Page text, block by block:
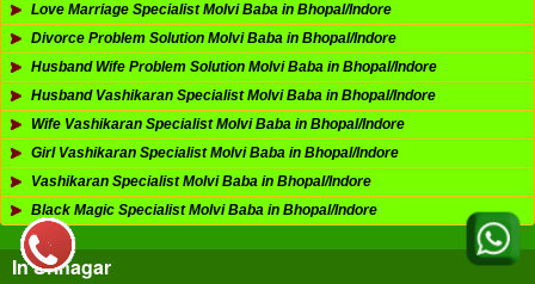
Love Marriage Specialist Molvi Baba in Bhopal/Indore
Divorce Problem Solution Molvi Baba in Bhopal/Indore
Husband Wife Problem Solution Molvi Baba in Bhopal/Indore
Husband Vashikaran Specialist Molvi Baba in Bhopal/Indore
Wife Vashikaran Specialist Molvi Baba in Bhopal/Indore
Girl Vashikaran Specialist Molvi Baba in Bhopal/Indore
Vashikaran Specialist Molvi Baba in Bhopal/Indore
Black Magic Specialist Molvi Baba in Bhopal/Indore
In Srinagar